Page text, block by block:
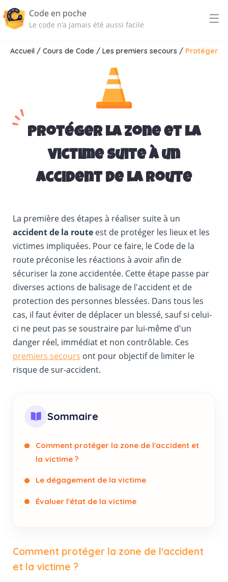
Code en poche
Le code n’a jamais été aussi facile ☰
Accueil / Cours de Code / Les premiers secours / Protéger
Protéger la zone et la
victime suite à un
accident de la route
La première des étapes à réaliser suite à un
accident de la routeest de protéger les lieux et les
victimes impliquées. Pour ce faire, le Code de la
route préconise les réactions à avoir afin de
sécuriser la zone accidentée. Cette étape passe par
diverses actions de balisage de l'accident et de
protection des personnes blessées. Dans tous les
cas, il faut éviter de déplacer un blessé, sauf si celui-
ci ne peut pas se soustraire par lui-même d'un
danger réel, immédiat et non contrôlable. Ces
premiers secours ont pour objectif de limiter le
risque de sur-accident.
Sommaire
Comment protéger la zone de l'accident et
la victime ?
Le dégagement de la victime
Évaluer l'état de la victime
Comment protéger la zone de l'accident
et la victime ?